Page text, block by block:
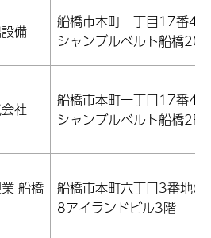
備
船橋市本町一丁目17番4号
シャンブルベルト船橋201
社
船橋市本町一丁目17番4号
シャンブルベルト船橋2F
船橋
船橋市本町六丁目3番地の
8アイランドビル3階